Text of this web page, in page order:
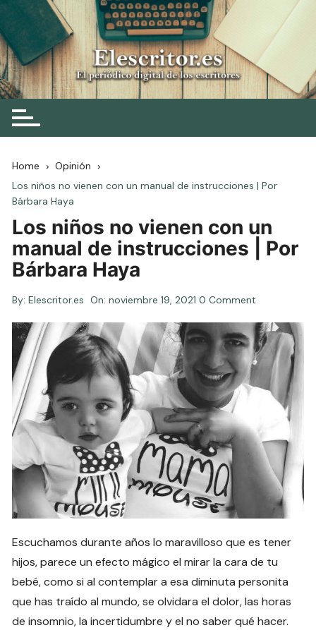
Skip
to
content
Elescritor.es
El periódico digital de los escritores
Home
Opinión
Los niños no vienen con un manual de instrucciones | Por
Bárbara Haya
Los niños no vienen con un
manual de instrucciones | Por
Bárbara Haya
By: Elescritor.es On:noviembre 19, 2021 0 Comment
Escuchamos durante años lo maravilloso que es tener
hijos, parece un efecto mágico el mirar la cara de tu
bebé, como si al contemplar a esa diminuta personita
que has traído al mundo, se olvidara el dolor, las horas
de insomnio, la incertidumbre y el no saber qué hacer.